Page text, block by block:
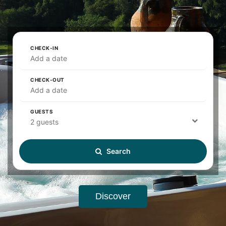
CHECK-IN
Add a date
CHECK-OUT
Add a date
GUESTS
2 guests
Search
Discover